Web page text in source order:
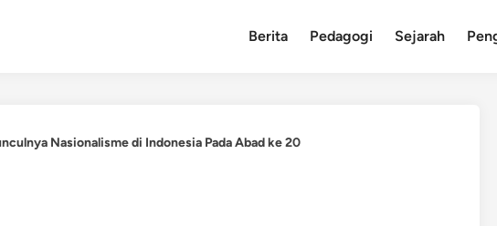
Berita Pedagogi Sejarah
Nasionalisme di Indonesia Pada Abad ke 20